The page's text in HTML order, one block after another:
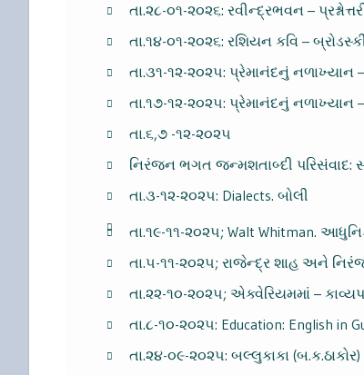
તા.૨૮-૦૧-૨૦૨૬: રવીન્દ્રભવન –
તા.૧૪-૦૧-૨૦૨૬: રશિયન કવિ –
તા.૩૧-૧૨-૨૦૨૫: પ્રેમાનંદનું નળાખ્યાન
તા.૧૭-૧૨-૨૦૨૫: પ્રેમાનંદનું નળાખ્યાન
તા.૬,૭ -૧૨-૨૦૨૫
નિરંજન ભગત જન્મશતાબ્દી પરિસંવાદ:
તા.૩-૧૨-૨૦૨૫: Dialects. બોલી
તા.૧૯-૧૧-૨૦૨૫; Walt Whitman.
તા.૫-૧૧-૨૦૨૫; રાજેન્દ્ર શાહ અને
તા.૨૨-૧૦-૨૦૨૫; એક્વેરિયમમાં –
તા.૮-૧૦-૨૦૨૫: Education: English in
તા.૨૪-૦૯-૨૦૨૫: બલ્લુકાકા